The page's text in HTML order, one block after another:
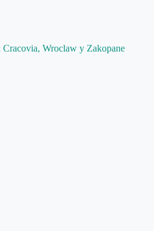
Wroclaw y Zakopane